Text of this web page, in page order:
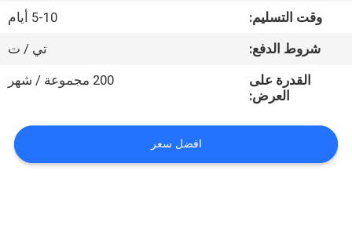
جودة
اتصل
اطلب
وقت التسليم:
5-10 أيام
شروط الدفع:
تي / ت
القدرة على
العرض:
200 مجموعة / شهر
افضل سعر